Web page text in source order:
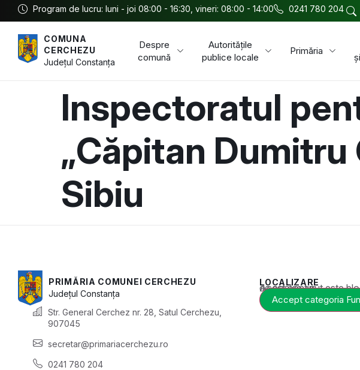
Program de lucru: luni - joi 08:00 - 16:30, vineri: 08:00 - 14:00 0241 780 204
COMUNA
CERCHEZU
JudețulConstanța
Despre
comună
Autoritățile
publice locale
Primăria
Inspectoratul
„Căpitan
Sibiu
PRIMĂRIA COMUNEI CERCHEZU
JudețulConstanța
Str. General Cerchez nr. 28, Satul Cerchezu,
907045
secretar@primariacerchezu.ro
0241 780 204
LOCALIZARE
Acest conținut este blocat până când acceptați categoria corespunzătoare de cookie-uri.
Accept categoria